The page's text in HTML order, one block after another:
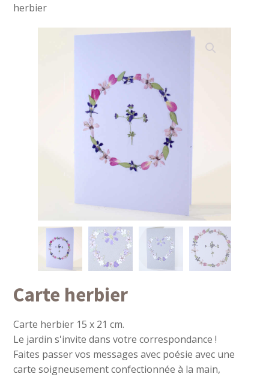
herbier
Carte herbier
Carte herbier 15 x 21 cm.
Le jardin s'invite dans votre correspondance !
Faites passer vos messages avec poésie avec une
carte soigneusement confectionnée à la main,